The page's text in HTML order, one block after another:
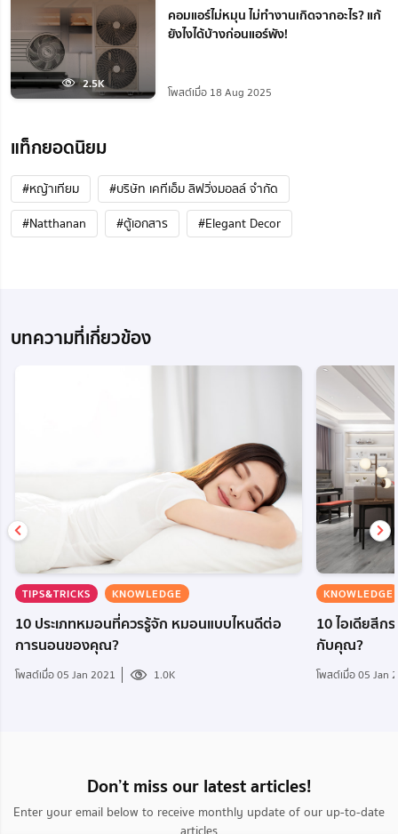
2.5K
คอมแอร์ไม่หมุน ไม่ทํางานเกิดจากอะไร? แก้
ยังไงได้บ้างก่อนแอร์พัง!
โพสต์เมื่อ 18 Aug 2025
แท็กยอดนิยม
#หญ้าเทียม
#บริษัท เคทีเอ็ม ลิฟวิ่งมอลล์ จำกัด
#Natthanan
#ตู้เอกสาร #Elegant Decor
บทความที่เกี่ยวข้อง
TIPS&TRICKS KNOWLEDGE
10 ประเภทหมอนที่ควรรู้จัก หมอนแบบไหนดีต่อ
การนอนของคุณ?
โพสต์เมื่อ 05 Jan 2021 1.0K
KNOWLEDGE
10 ไอเดียสีก
กับคุณ?
โพสต์เมื่อ 05 Jan
Don’t miss our latest articles!
Enter your email below to receive monthly update of our up-to-date